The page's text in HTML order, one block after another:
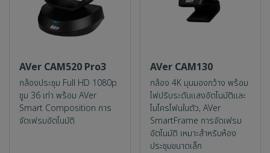
AVer CAM520 Pro3
กล้องประชุม Full HD 1080p
ซูม 36 เท่า พร้อม AVer
Smart Composition การ
จัดเฟรมอัตโนมัติ
AVer CAM130
กล้อง 4K มุมมองกว้าง พร้อม
ไฟปรับระดับแสงอัตโนมัติและ
ไมโครโฟนในตัว, AVer
SmartFrame การจัดเฟรม
อัตโนมัติ เหมาะสำหรับห้อง
ประชุมขนาดเล็ก